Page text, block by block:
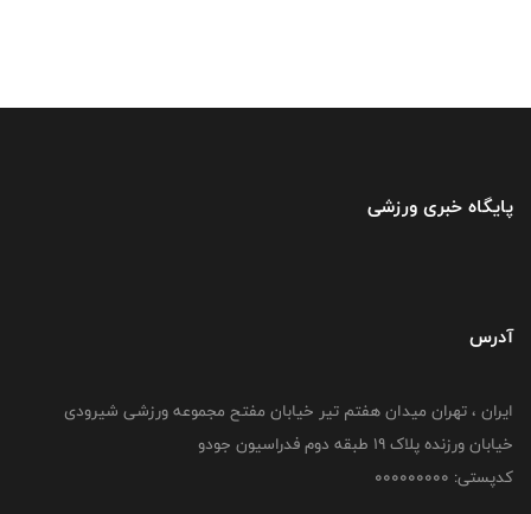
پایگاه خبری ورزشی
آدرس
ایران ، تهران میدان هفتم تیر خیابان مفتح مجموعه ورزشی شیرودی
خیابان ورزنده پلاک ۱۹ طبقه دوم فدراسیون جودو
کدپستی: 000000000